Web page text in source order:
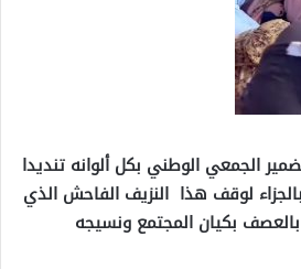
الجمعي الوطني بكل ألوانه تنديدا
لوقف هذا النزيف الفاحش الذي
بكيان المجتمع ونسيجه